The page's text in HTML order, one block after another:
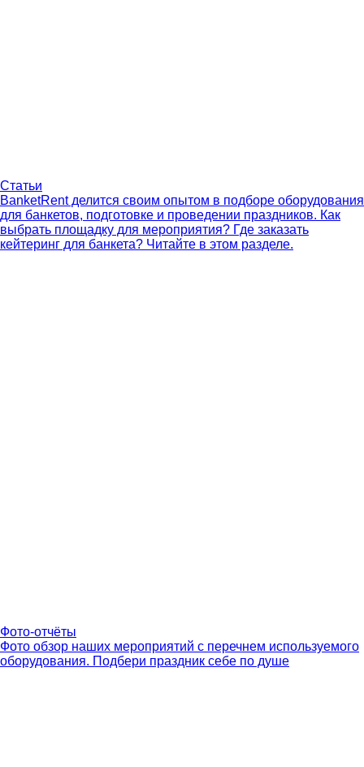
Статьи
BanketRent делится своим опытом в подборе оборудования
для банкетов, подготовке и проведении праздников. Как
выбрать площадку для мероприятия? Где заказать
кейтеринг для банкета? Читайте в этом разделе.
Фото-отчёты
Фото обзор наших мероприятий с перечнем используемого
оборудования. Подбери праздник себе по душе